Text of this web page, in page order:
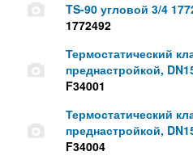
TS-90 угловой 3/4
1772492
Термостатический
преднастройкой,
F34001
Термостатический
преднастройкой,
F34004